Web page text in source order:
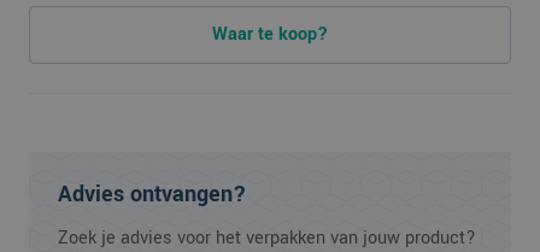
Waar te koop?
Advies ontvangen?
Zoek je advies voor het verpakken van jouw product?